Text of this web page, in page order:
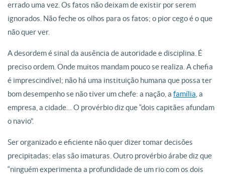
errado uma vez. Os fatos não deixam de existir por serem
ignorados. Não feche os olhos para os fatos; o pior cego é o que
não quer ver.
A desordem é sinal da ausência de autoridade e disciplina. É
preciso ordem. Onde muitos mandam pouco se realiza. A chefia
é imprescindível; não há uma instituição humana que possa ter
bom desempenho se não tiver um chefe: a nação, a família , a
empresa, a cidade… O provérbio diz que “dois capitães afundam
o navio”.
Ser organizado e eficiente não quer dizer tomar decisões
precipitadas; elas são imaturas. Outro provérbio árabe diz que
“ninguém experimenta a profundidade de um rio com os dois